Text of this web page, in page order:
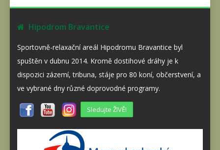
Hipodrom Bravantice
Sportovně-relaxační areál Hipodromu Bravantice byl
spuštěn v dubnu 2014. Kromě dostihové dráhy je k
dispozici zázemí, tribuna, stáje pro 80 koní, občerstvení, a
ve vybrané dny různé doprovodné programy.
Sledujte ŽIVĚ!